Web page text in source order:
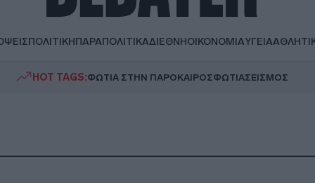
ΠΟΛΙΤΙΚΗΠΑΡΑΠΟΛΙΤΙΚΑΔΙΕΘΝΗΟΙΚΟΝΟΜΙΑΥΓΕΙΑ
HOT TAGS:ΦΩΤΙΑ ΣΤΗΝ ΠΑΡΟΚΑΙΡΟΣΦΩΤΙΑΣΕΙΣΜΟΣ